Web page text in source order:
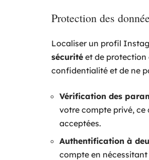
Protection des
Localiser un profil
sécurité et de protection
confidentialité et de ne
Vérification des
votre compte privé, ce
acceptées.
Authentification à
compte en